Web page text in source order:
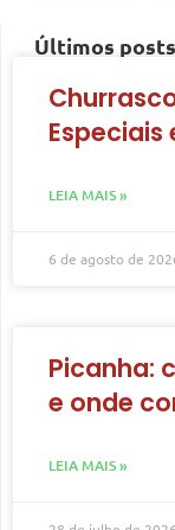
Últimos
Especiais
LEIA MAIS »
6 de agosto de
Picanha:
e onde
LEIA MAIS »